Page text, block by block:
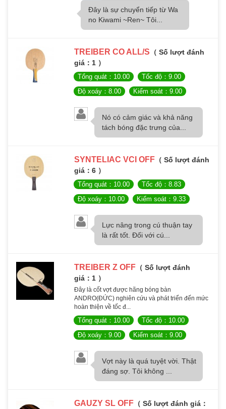
Đây là sự chuyển tiếp từ Wa
no Kiwami ~Ren~ Tôi...
TREIBER CO ALL/S （ Số lượt đánh
giá：1 ）
Tổng quát：10.00
Tốc độ：9.00
Độ xoáy：8.00
Kiểm soát：9.00
Nó có cảm giác và khả năng
tách bóng đặc trưng của...
SYNTELIAC VCI OFF （ Số lượt đánh
giá：6 ）
Tổng quát：10.00
Tốc độ：8.83
Độ xoáy：10.00
Kiểm soát：9.33
Lực nâng trong cú thuận tay
là rất tốt. Đối với cú...
TREIBER Z OFF （ Số lượt đánh
giá：1 ）
Đây là cốt vợt được hãng bóng bàn
ANDRO(ĐỨC) nghiên cứu và phát triển đến mức
hoàn thiện về tốc đ...
Tổng quát：10.00
Tốc độ：10.00
Độ xoáy：9.00
Kiểm soát：9.00
Vợt này là quá tuyệt vời. Thật
đáng sợ. Tôi không ...
GAUZY SL OFF （ Số lượt đánh giá：